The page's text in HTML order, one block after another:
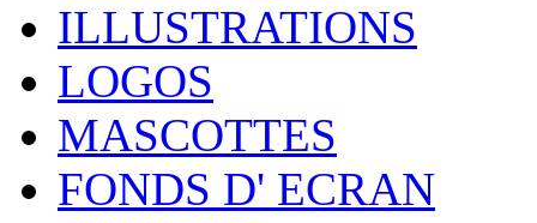
ILLUSTRATIONS
LOGOS
MASCOTTES
FONDS D' ECRAN